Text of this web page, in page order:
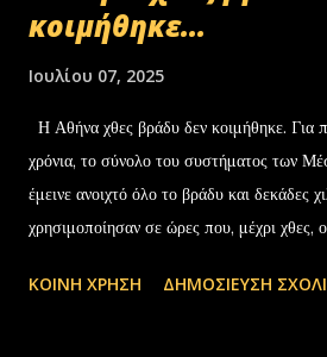
κοιμήθηκε...
Ιουλίου 07, 2025
Η Αθήνα χθες βράδυ δεν κοιμήθηκε. Για
χρόνια, το σύνολο του συστήματος των
έμεινε ανοιχτό όλο το βράδυ και δεκάδες
χρησιμοποίησαν σε ώρες που, μέχρι χθες,
2025
ΚΟΙΝΉ ΧΡΉΣΗ ΔΗΜΟΣΊΕΥΣΗ